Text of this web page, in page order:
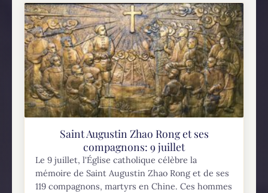
Saint Augustin Zhao Rong et ses
compagnons: 9 juillet
Le 9 juillet, l'Église catholique célèbre la
mémoire de Saint Augustin Zhao Rong et de ses
119 compagnons, martyrs en Chine. Ces hommes